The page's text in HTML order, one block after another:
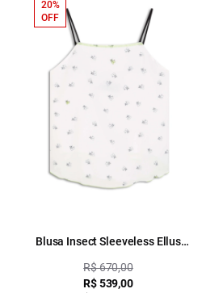
Blusa Insect Sleeveless Ellus
R$ 670,00
R$ 539,00
20%
OFF